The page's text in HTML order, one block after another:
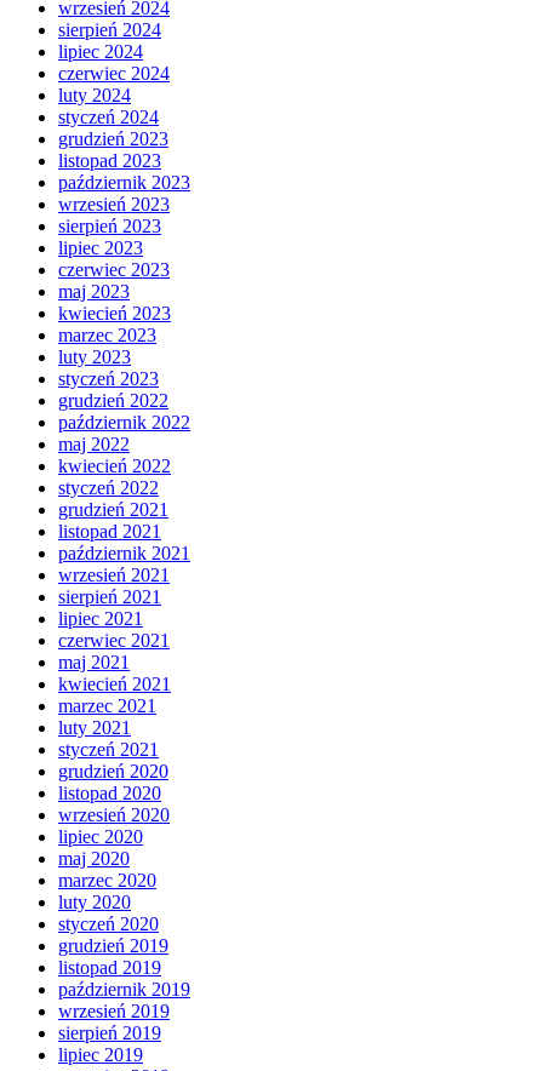
wrzesień 2024
sierpień 2024
lipiec 2024
czerwiec 2024
luty 2024
styczeń 2024
grudzień 2023
listopad 2023
październik 2023
wrzesień 2023
sierpień 2023
lipiec 2023
czerwiec 2023
maj 2023
kwiecień 2023
marzec 2023
luty 2023
styczeń 2023
grudzień 2022
październik 2022
maj 2022
kwiecień 2022
styczeń 2022
grudzień 2021
listopad 2021
październik 2021
wrzesień 2021
sierpień 2021
lipiec 2021
czerwiec 2021
maj 2021
kwiecień 2021
marzec 2021
luty 2021
styczeń 2021
grudzień 2020
listopad 2020
wrzesień 2020
lipiec 2020
maj 2020
marzec 2020
luty 2020
styczeń 2020
grudzień 2019
listopad 2019
październik 2019
wrzesień 2019
sierpień 2019
lipiec 2019